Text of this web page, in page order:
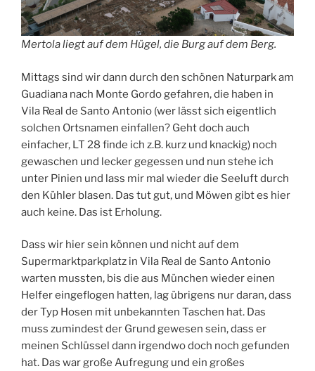
Mertola liegt auf dem Hügel, die Burg auf dem Berg.
Mittags sind wir dann durch den schönen Naturpark am
Guadiana nach Monte Gordo gefahren, die haben in
Vila Real de Santo Antonio (wer lässt sich eigentlich
solchen Ortsnamen einfallen? Geht doch auch
einfacher, LT 28 finde ich z.B. kurz und knackig) noch
gewaschen und lecker gegessen und nun stehe ich
unter Pinien und lass mir mal wieder die Seeluft durch
den Kühler blasen. Das tut gut, und Möwen gibt es hier
auch keine. Das ist Erholung.
Dass wir hier sein können und nicht auf dem
Supermarktparkplatz in Vila Real de Santo Antonio
warten mussten, bis die aus München wieder einen
Helfer eingeflogen hatten, lag übrigens nur daran, dass
der Typ Hosen mit unbekannten Taschen hat. Das
muss zumindest der Grund gewesen sein, dass er
meinen Schlüssel dann irgendwo doch noch gefunden
hat. Das war große Aufregung und ein großes